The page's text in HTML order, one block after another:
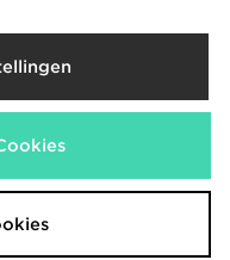
www.jdplc.com